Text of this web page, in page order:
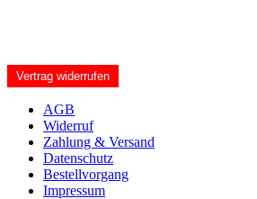
Vertrag widerrufen
AGB
Widerruf
Zahlung & Versand
Datenschutz
Bestellvorgang
Impressum